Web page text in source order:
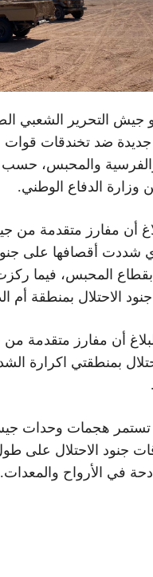
جيش التحرير الشعبي
ضد تخندقات قوات
وزارة الدفاع الوطني.
أن مفارز متقدمة من
شددت أقصافها على
المحبس، فيما
الاحتلال بمنطقة أم
أن مفارز متقدمة
بمنطقتي اكرارة
تستمر هجمات وحدات
جنود الاحتلال على
في الأرواح والمعدات.